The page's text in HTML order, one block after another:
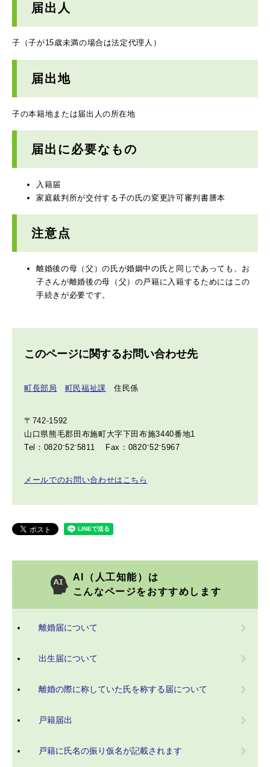
届出人
子（子が15歳未満の場合は法定代理人）
届出地
子の本籍地または届出人の所在地
届出に必要なもの
入籍届
家庭裁判所が交付する子の氏の変更許可審判書謄本
注意点
離婚後の母（父）の氏が婚姻中の氏と同じであっても、お
子さんが離婚後の母（父）の戸籍に入籍するためにはこの
手続きが必要です。
このページに関するお問い合わせ先
町長部局 町民福祉課 住民係
〒742-1592
山口県熊毛郡田布施町大字下田布施3440番地1
Tel：0820⁻52⁻5811
Fax：0820⁻52⁻5967
メールでのお問い合わせはこちら
AI（人工知能）は
こんなページをおすすめします
離婚届について
出生届について
離婚の際に称していた氏を称する届について
戸籍届出
戸籍に氏名の振り仮名が記載されます